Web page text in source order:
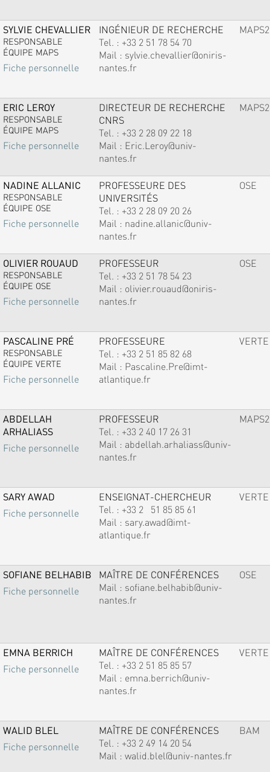
SYLVIE CHEVALLIER
RESPONSABLE
ÉQUIPE MAPS
Fiche personnelle
INGÉNIEUR DE RECHERCHE
Tel. : +33 2 51 78 54 70
Mail : sylvie.chevallier@oniris-
nantes.fr
MAPS2
ERIC LEROY
RESPONSABLE
ÉQUIPE MAPS
Fiche personnelle
DIRECTEUR DE RECHERCHE
CNRS
Tel. : +33 2 28 09 22 18
Mail : Eric.Leroy@univ-
nantes.fr
MAPS2
NADINE ALLANIC
RESPONSABLE
ÉQUIPE OSE
Fiche personnelle
PROFESSEURE DES
UNIVERSITÉS
Tel. : +33 2 28 09 20 26
Mail : nadine.allanic@univ-
nantes.fr
OSE
OLIVIER ROUAUD
RESPONSABLE
ÉQUIPE OSE
Fiche personnelle
PROFESSEUR
Tel. : +33 2 51 78 54 23
Mail : olivier.rouaud@oniris-
nantes.fr
OSE
PASCALINE PRÉ
RESPONSABLE
ÉQUIPE VERTE
Fiche personnelle
PROFESSEURE
Tel. : +33 2 51 85 82 68
Mail : Pascaline.Pre@imt-
atlantique.fr
VERTE
ABDELLAH
ARHALIASS
Fiche personnelle
PROFESSEUR
Tel. : +33 2 40 17 26 31
Mail : abdellah.arhaliass@univ-
nantes.fr
MAPS2
SARY AWAD
Fiche personnelle
ENSEIGNAT-CHERCHEUR
Tel. : +33 2 51 85 85 61
Mail : sary.awad@imt-
atlantique.fr
VERTE
SOFIANE BELHABIB
Fiche personnelle
MAÎTRE DE CONFÉRENCES
Mail : sofiane.belhabib@univ-
nantes.fr
OSE
EMNA BERRICH
Fiche personnelle
MAÎTRE DE CONFÉRENCES
Tel. : +33 2 51 85 85 57
Mail : emna.berrich@univ-
nantes.fr
VERTE
WALID BLEL
Fiche personnelle
MAÎTRE DE CONFÉRENCES
Tel. : +33 2 49 14 20 54
Mail : walid.blel@univ-nantes.fr
BAM